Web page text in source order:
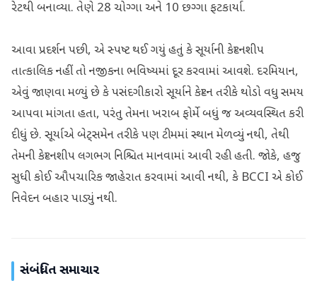
રેટથી બનાવ્યા. તેણે 28 ચોગ્ગા અને 10 છગ્ગા ફટકાર્યા.
આવા પ્રદર્શન પછી, એ સ્પષ્ટ થઈ ગયું હતું કે સૂર્યાની કેપ્ટનશીપ
તાત્કાલિક નહીં તો નજીકના ભવિષ્યમાં દૂર કરવામાં આવશે. દરમિયાન,
એવું જાણવા મળ્યું છે કે પસંદગીકારો સૂર્યાને કેપ્ટન તરીકે થોડો વધુ સમય
આપવા માંગતા હતા, પરંતુ તેમના ખરાબ ફોર્મે બધું જ અવ્યવસ્થિત કરી
દીધું છે. સૂર્યાએ બેટ્સમેન તરીકે પણ ટીમમાં સ્થાન મેળવ્યું નથી, તેથી
તેમની કેપ્ટનશીપ લગભગ નિશ્ચિત માનવામાં આવી રહી હતી. જોકે, હજુ
સુધી કોઈ ઔપચારિક જાહેરાત કરવામાં આવી નથી, કે BCCI એ કોઈ
નિવેદન બહાર પાડ્યું નથી.
સંબંધિત સમાચાર